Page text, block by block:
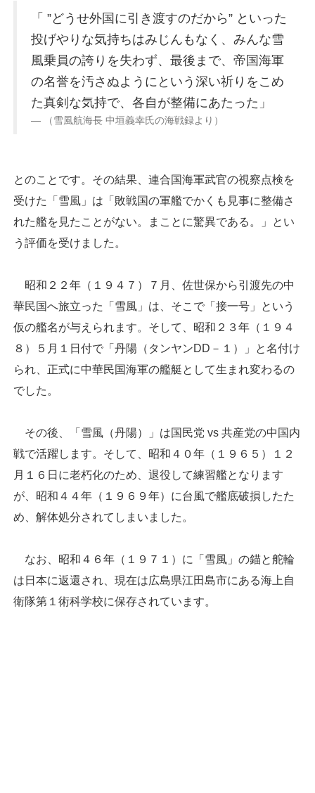
「 ”どうせ外国に引き渡すのだから” といった
投げやりな気持ちはみじんもなく、みんな雪
風乗員の誇りを失わず、最後まで、帝国海軍
の名誉を汚さぬようにという深い祈りをこめ
た真剣な気持で、各自が整備にあたった」
（雪風航海長 中垣義幸氏の海戦録より）
とのことです。その結果、連合国海軍武官の視察点検を
受けた「雪風」は「敗戦国の軍艦でかくも見事に整備さ
れた艦を見たことがない。まことに驚異である。」とい
う評価を受けました。
昭和２２年（１９４７）７月、佐世保から引渡先の中
華民国へ旅立った「雪風」は、そこで「接一号」という
仮の艦名が与えられます。そして、昭和２３年（１９４
８）５月１日付で「丹陽（タンヤンDD－１）」と名付け
られ、正式に中華民国海軍の艦艇として生まれ変わるの
でした。
その後、「雪風（丹陽）」は国民党 vs 共産党の中国内
戦で活躍します。そして、昭和４０年（１９６５）１２
月１６日に老朽化のため、退役して練習艦となります
が、昭和４４年（１９６９年）に台風で艦底破損したた
め、解体処分されてしまいました。
なお、昭和４６年（１９７１）に「雪風」の錨と舵輪
は日本に返還され、現在は広島県江田島市にある海上自
衛隊第１術科学校に保存されています。